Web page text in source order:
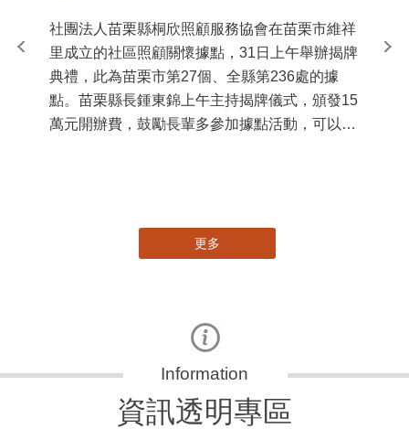
社團法人苗栗縣桐欣照顧服務協會在苗栗市維祥
里成立的社區照顧關懷據點，31日上午舉辦揭牌
典禮，此為苗栗市第27個、全縣第236處的據
點。苗栗縣長鍾東錦上午主持揭牌儀式，頒發15
萬元開辦費，鼓勵長輩多參加據點活動，可以更
苗
更多
資訊透明專區